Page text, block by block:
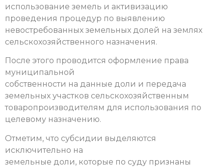
использование земель и активизацию
проведения процедур по выявлению
невостребованных земельных долей на землях
сельскохозяйственного назначения.
После этого проводится оформление права
муниципальной
собственности на данные доли и передача
земельных участков сельскохозяйственным
товаропроизводителям для использования по
целевому назначению.
Отметим, что субсидии выделяются
исключительно на
земельные доли, которые по суду признаны